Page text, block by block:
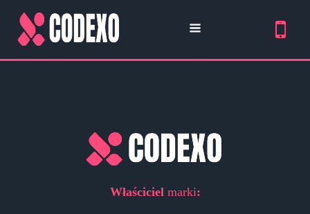
Właściciel marki: